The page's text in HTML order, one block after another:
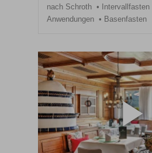
nach Schroth
Intervallfasten
Anwendungen
Basenfasten